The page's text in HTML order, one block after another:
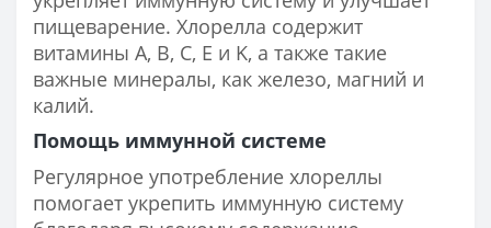
пищеварение. Хлорелла содержит
витамины A, B, C, E и K, а также такие
важные минералы, как железо, магний и
калий.
Помощь иммунной системе
Регулярное употребление хлореллы
помогает укрепить иммунную систему